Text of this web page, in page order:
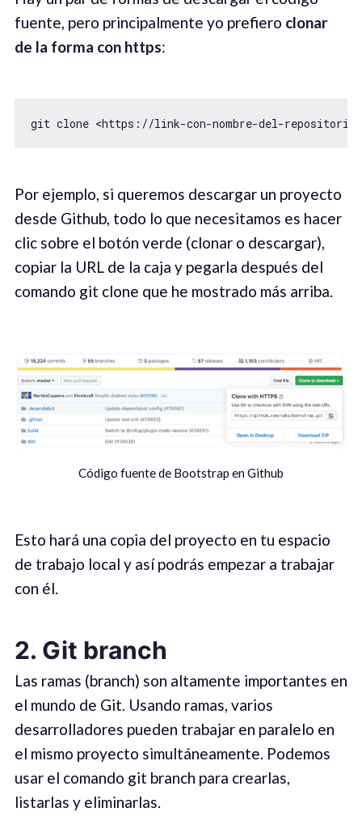
fuente, pero principalmente yo prefiero clonar
de la forma con https:
git clone <https://link-con-nombre-del-repositorio>
Por ejemplo, si queremos descargar un proyecto
desde Github, todo lo que necesitamos es hacer
clic sobre el botón verde (clonar o descargar),
copiar la URL de la caja y pegarla después del
comando git clone que he mostrado más arriba.
Código fuente de Bootstrap en Github
Esto hará una copia del proyecto en tu espacio
de trabajo local y así podrás empezar a trabajar
con él.
2. Git branch
Las ramas (branch) son altamente importantes en
el mundo de Git. Usando ramas, varios
desarrolladores pueden trabajar en paralelo en
el mismo proyecto simultáneamente. Podemos
usar el comando git branch para crearlas,
listarlas y eliminarlas.